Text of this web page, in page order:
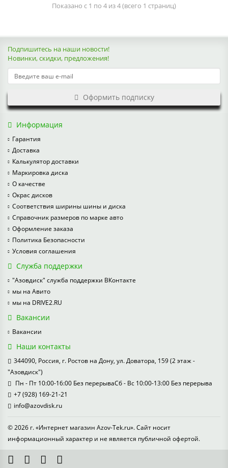
Показано с 1 по 4 из 4 (всего 1 страниц)
Подпишитесь на наши новости!
Новинки, скидки, предложения!
Оформить подписку
Информация
Гарантия
Доставка
Калькулятор доставки
Маркировка диска
О качестве
Окрас дисков
Соответствия ширины шины и диска
Справочник размеров по марке авто
Оформление заказа
Политика Безопасности
Условия соглашения
Служба поддержки
"Азовдиск" служба поддержки ВКонтакте
мы на Авито
мы на DRIVE2.RU
Вакансии
Вакансии
Наши контакты
344090, Россия, г. Ростов на Дону, ул. Доватора, 159 (2 этаж -
"Азовдиск")
Пн - Пт 10:00-16:00 Без перерываСб - Вс 10:00-13:00 Без перерыва
+7 (928) 169-21-21
info@azovdisk.ru
© 2026 г. «Интернет магазин Azov-Tek.ru». Сайт носит
информационный характер и не является публичной офертой.